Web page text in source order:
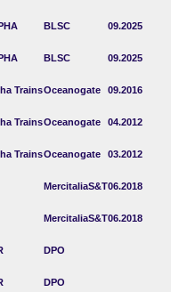
BLSC 09.2025
BLSC 09.2025
TrainsOceanogate 09.2016
TrainsOceanogate 04.2012
TrainsOceanogate 03.2012
MercitaliaS&T06.2018
MercitaliaS&T06.2018
DPO
DPO